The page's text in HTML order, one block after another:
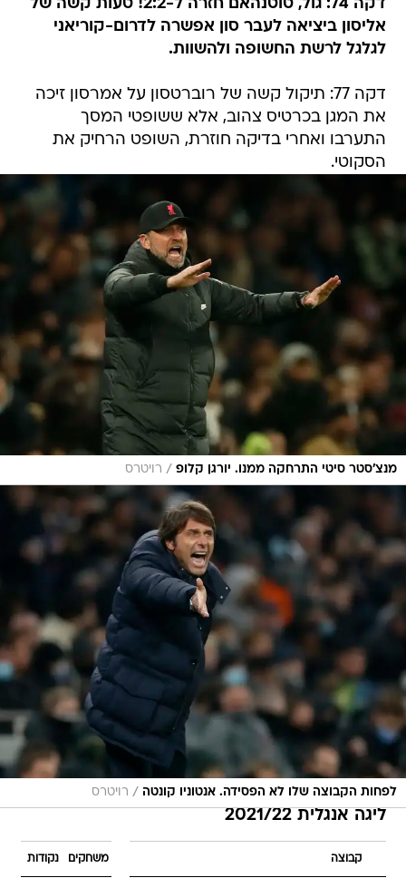
דקה 74: גול, טוטנהאם חזרה ל-2:2! טעות קשה של
אליסון ביציאה לעבר סון אפשרה לדרום-קוריאני
לגלגל לרשת החשופה ולהשוות.
דקה 77: תיקול קשה של רוברטסון על אמרסון זיכה
את המגן בכרטיס צהוב, אלא ששופטי המסך
התערבו ואחרי בדיקה חוזרת, השופט הרחיק את
הסקוטי.
מנצ'סטר סיטי התרחקה ממנו. יורגן קלופ / רויטרס
לפחות הקבוצה שלו לא הפסידה. אנטוניו קונטה / רויטרס
ליגה אנגלית 2021/22
קבוצה משחקים נקודות